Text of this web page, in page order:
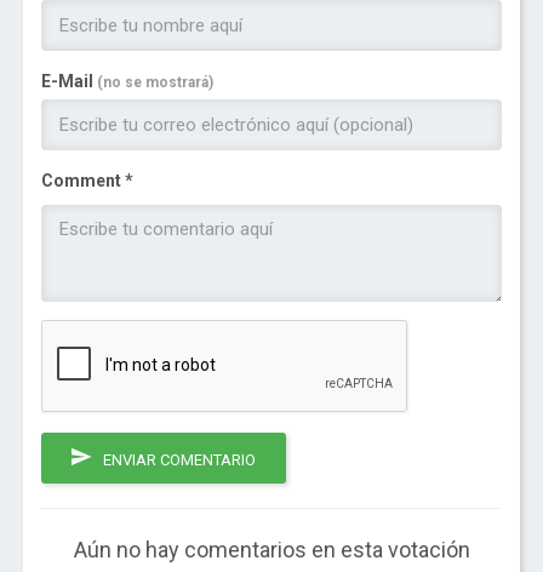
E-Mail (no se mostrará)
Comment *
ENVIAR COMENTARIO
Aún no hay comentarios en esta votación